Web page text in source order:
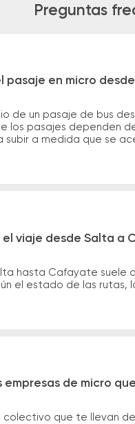
Preguntas
pasaje en micro
de un pasaje de bus
los pasajes dependen
subir a medida que se
viaje desde Salta a
hasta Cafayate suele
el estado de las rutas,
empresas de micro
colectivo que te llevan